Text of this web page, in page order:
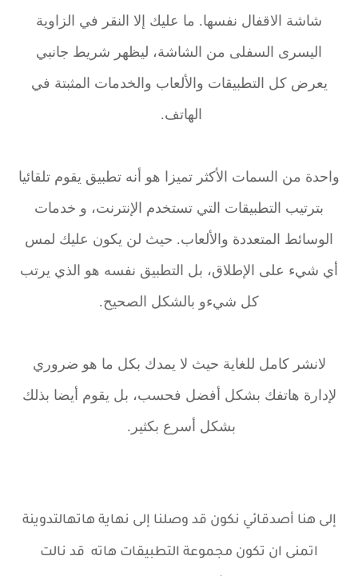
شاشة الاقفال نفسها. ما عليك إلا النقر في الزاوية
اليسرى السفلى من الشاشة، ليظهر شريط جانبي
يعرض كل التطبيقات والألعاب والخدمات المثبتة في
الهاتف.
واحدة من السمات الأكثر تميزا هو أنه تطبيق يقوم تلقائيا
بترتيب التطبيقات التي تستخدم الإنترنت، و خدمات
الوسائط المتعددة والألعاب. حيث لن يكون عليك لمس
أي شيء على الإطلاق، بل التطبيق نفسه هو الذي يرتب
كل شيءو بالشكل الصحيح.
لانشر كامل للغاية حيث لا يمدك بكل ما هو ضروري
لإدارة هاتفك بشكل أفضل فحسب، بل يقوم أيضا بذلك
بشكل أسرع بكثير.
إلى هنا أصدقائي نكون قد وصلنا إلى نهاية هاتهالتدوينة
اتمنى ان تكون مجموعة التطبيقات هاته قد نالت